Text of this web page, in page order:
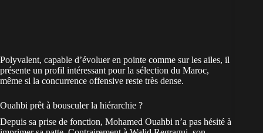
Polyvalent, capable d’évoluer en pointe comme sur les ailes, il
présente un profil intéressant pour la sélection du Maroc,
même si la concurrence offensive reste très dense.
Ouahbi prêt à bousculer la hiérarchie ?
Depuis sa prise de fonction, Mohamed Ouahbi n’a pas hésité à